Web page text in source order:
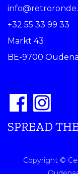
+32 55 33 99 33
Markt 43
BE-9700
SPREAD
Copyright ©